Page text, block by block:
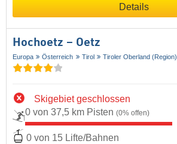
Details
Hochoetz – Oetz
Europa Österreich Tirol Tiroler Oberland (Region)
Skigebiet geschlossen
0 von 37,5 km Pisten (0% offen)
0 von 15 Lifte/Bahnen